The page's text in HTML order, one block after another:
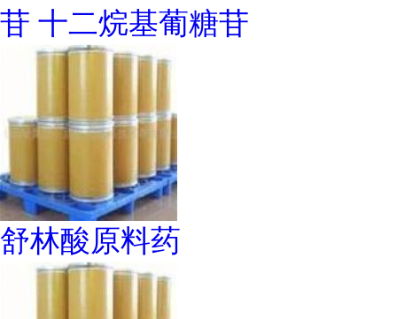
苷 十二烷基葡糖苷
舒林酸原料药